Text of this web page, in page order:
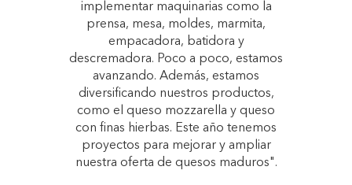
implementar maquinarias como la
prensa, mesa, moldes, marmita,
empacadora, batidora y
descremadora. Poco a poco, estamos
avanzando. Además, estamos
diversificando nuestros productos,
como el queso mozzarella y queso
con finas hierbas. Este año tenemos
proyectos para mejorar y ampliar
nuestra oferta de quesos maduros".